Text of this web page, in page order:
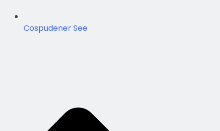
Cospudener See